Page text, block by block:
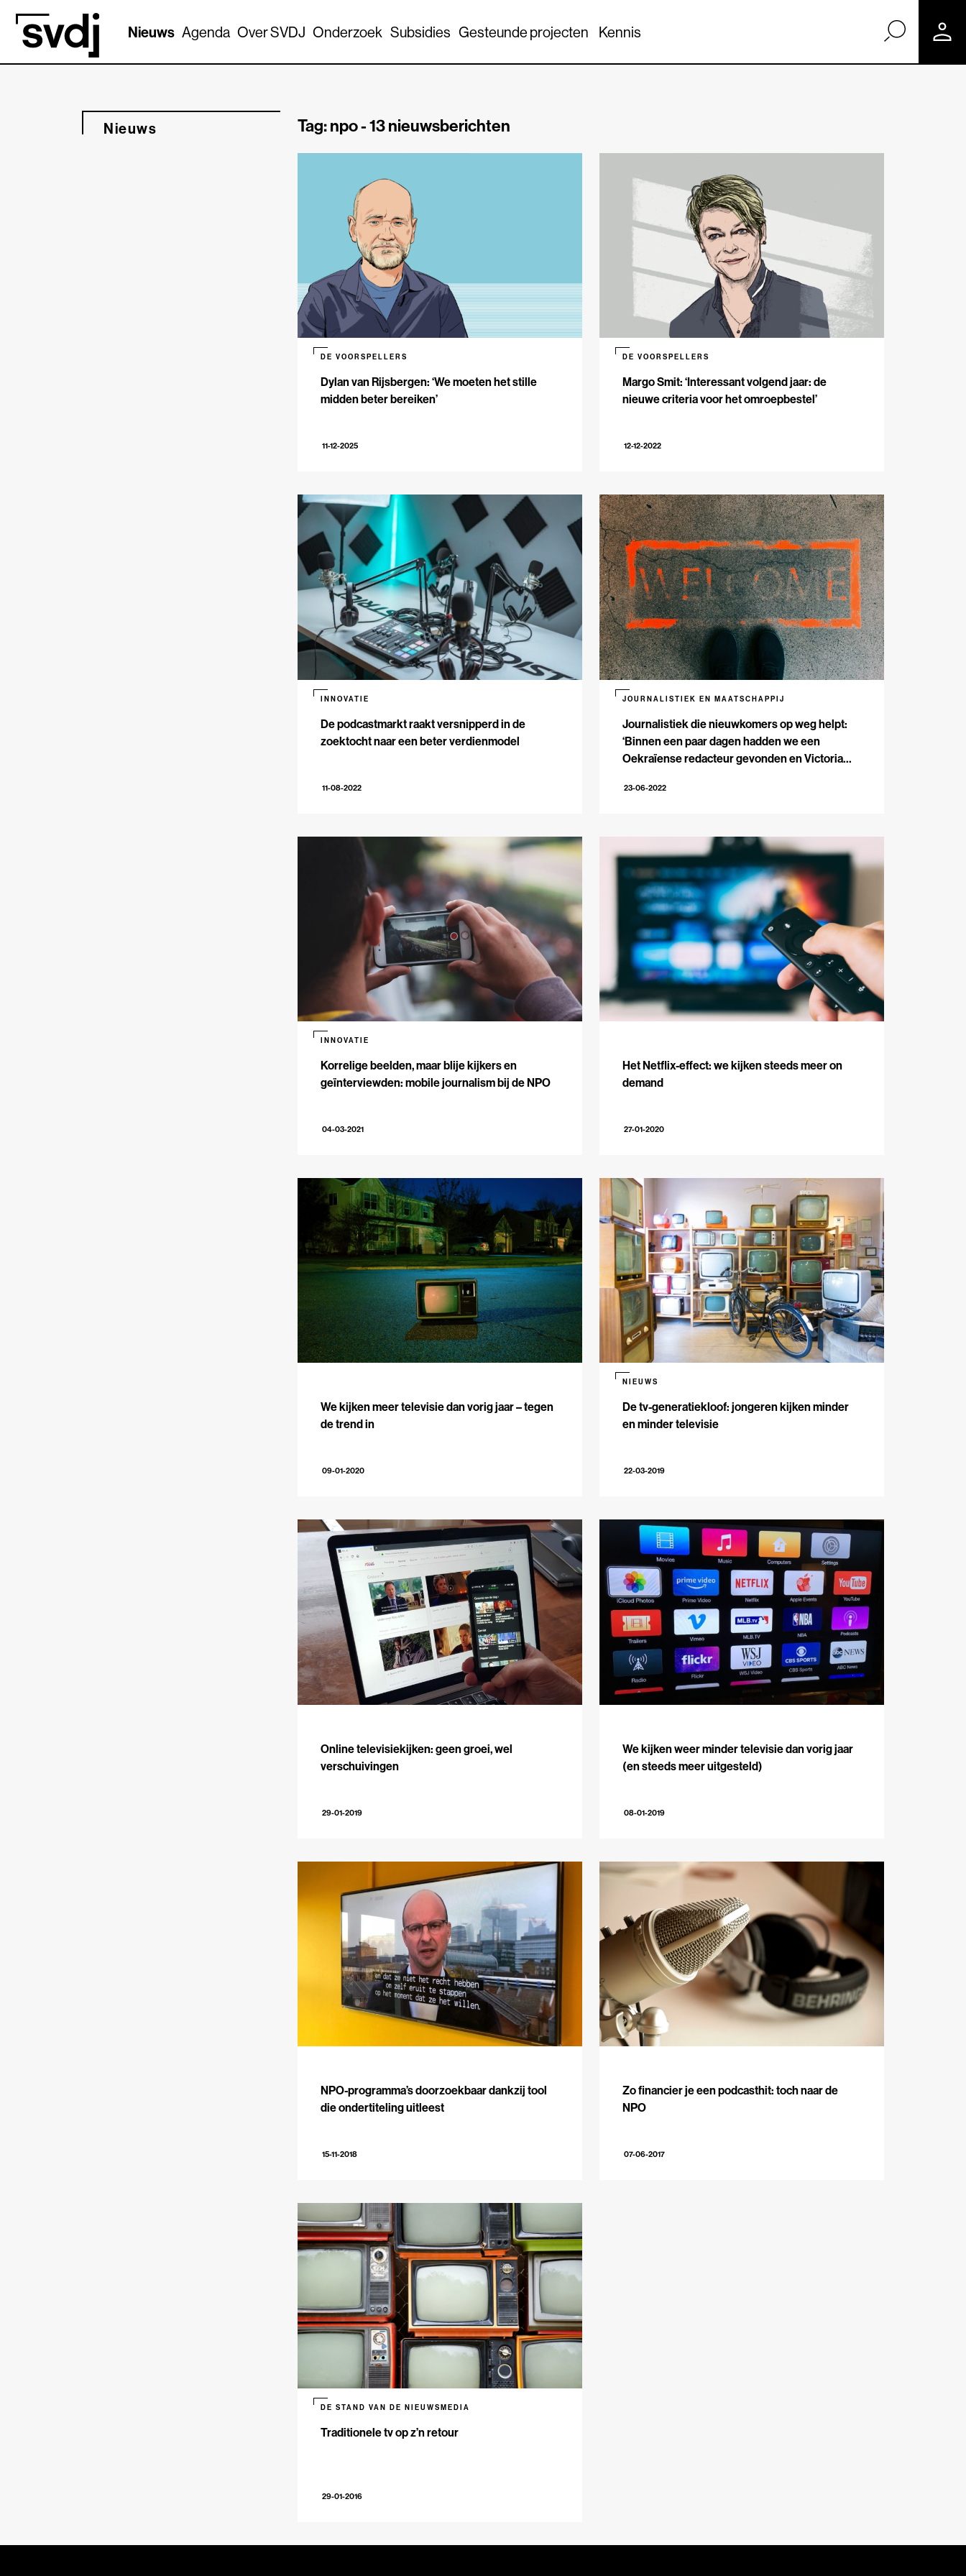
Naar hoofdinhoud
Nieuws Agenda Over SVDJ Onderzoek Subsidies Gesteunde projecten Kennis
Nieuws Tag: npo -13 nieuwsberichten
Dylan van Rijsbergen: ‘We moeten het stille
midden beter bereiken’
DE VOORSPELLERS
11-12-2025
Margo Smit: ‘Interessant volgend jaar: de
nieuwe criteria voor het omroepbestel’
DE VOORSPELLERS
12-12-2022
De podcastmarkt raakt versnipperd in de
zoektocht naar een beter verdienmodel
INNOVATIE
11-08-2022
Journalistiek die nieuwkomers op weg helpt:
‘Binnen een paar dagen hadden we een
Oekraïense redacteur gevonden en Victoria
JOURNALISTIEK EN MAATSCHAPPIJ
23-06-2022
Korrelige beelden, maar blije kijkers en
geïnterviewden: mobile journalism bij de NPO
INNOVATIE
04-03-2021
Het Netflix-effect: we kijken steeds meer on
demand
27-01-2020
We kijken meer televisie dan vorig jaar – tegen
de trend in
09-01-2020
De tv-generatiekloof: jongeren kijken minder
en minder televisie
NIEUWS
22-03-2019
Online televisiekijken: geen groei, wel
verschuivingen
29-01-2019
We kijken weer minder televisie dan vorig jaar
(en steeds meer uitgesteld)
08-01-2019
NPO-programma’s doorzoekbaar dankzij tool
die ondertiteling uitleest
15-11-2018
Zo financier je een podcasthit: toch naar de
NPO
07-06-2017
Traditionele tv op z’n retour
DE STAND VAN DE NIEUWSMEDIA
29-01-2016